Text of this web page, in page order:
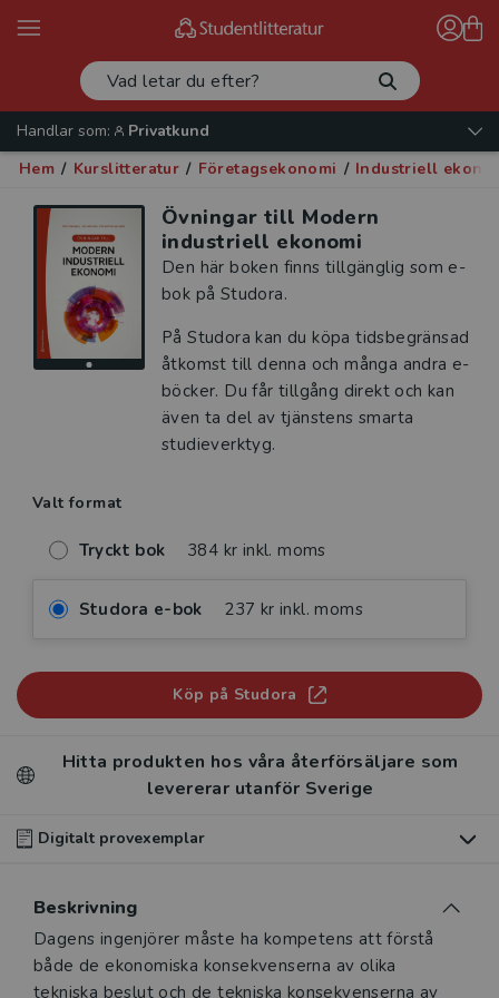
Handlar som:
Privatkund
Hem / Kurslitteratur / Företagsekonomi / Industriell
Övningar till Modern
industriell ekonomi
Den här boken finns tillgänglig som e-
bok på Studora.
På Studora kan du köpa tidsbegränsad
åtkomst till denna och många andra e-
böcker. Du får tillgång direkt och kan
även ta del av tjänstens smarta
studieverktyg.
Valt format
Tryckt bok 384 kr inkl. moms
Studora e-bok 237 kr inkl. moms
Köp på Studora
Hitta produkten hos våra återförsäljare som
levererar utanför Sverige
Digitalt provexemplar
digitalt provexemplar av den här produkten
Våra digitala provexemplar tillhandahålls via Studora.se
och ger dig tillgång till boken under 180 dagar. Observera
Beskrivning
Beskrivning
Dagens ingenjörer måste ha kompetens att förstå
både de ekonomiska konsekvenserna av olika
tekniska beslut och de tekniska konsekvenserna av